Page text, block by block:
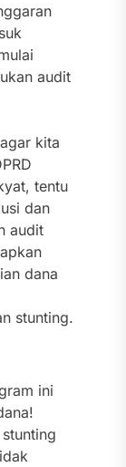
audit
kita
tentu
dan
audit
dana
stunting.
ini